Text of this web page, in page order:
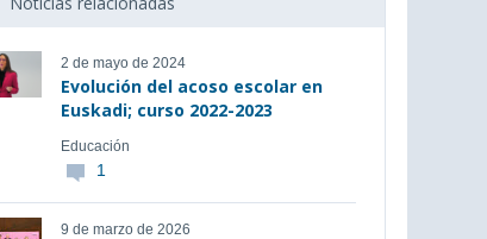
2 de mayo de 2024
Evolución del acoso escolar en
Euskadi; curso 2022-2023
Educación
1
9 de marzo de 2026